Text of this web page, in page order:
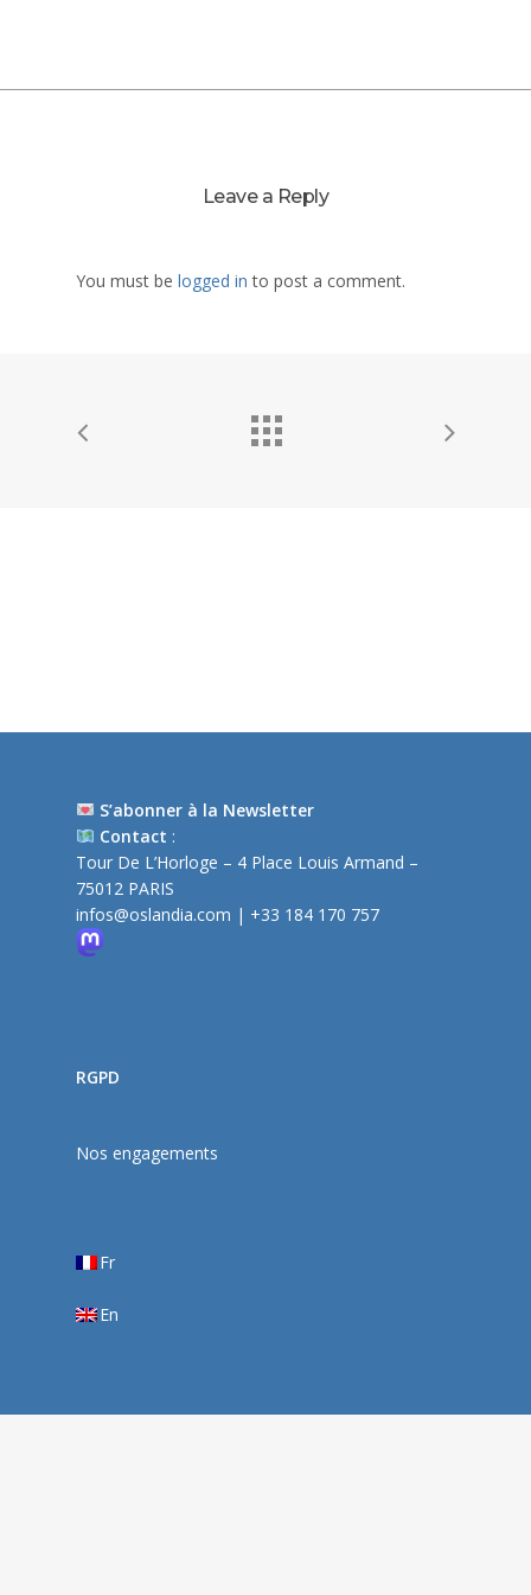
Leave a Reply
You must be logged in to post a comment.
S’abonner à la Newsletter
Contact :
Tour De L’Horloge – 4 Place Louis Armand –
75012 PARIS
infos@oslandia.com | +33 184 170 757
RGPD
Nos engagements
Fr
En